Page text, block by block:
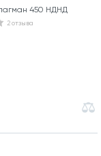
450 НДНД
2 отзыва